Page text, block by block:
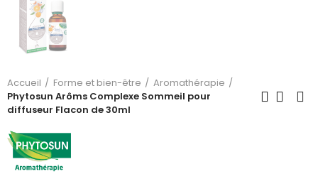
Accueil Forme et bien-être
Aromathérapie
Phytosun Arôms Complexe Sommeil pour
diffuseur Flacon de 30ml